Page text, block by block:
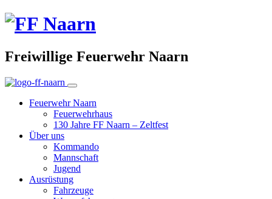
Freiwillige Feuerwehr Naarn
Feuerwehr Naarn
Feuerwehrhaus
130 Jahre FF Naarn – Zeltfest
Über uns
Kommando
Mannschaft
Jugend
Ausrüstung
Fahrzeuge